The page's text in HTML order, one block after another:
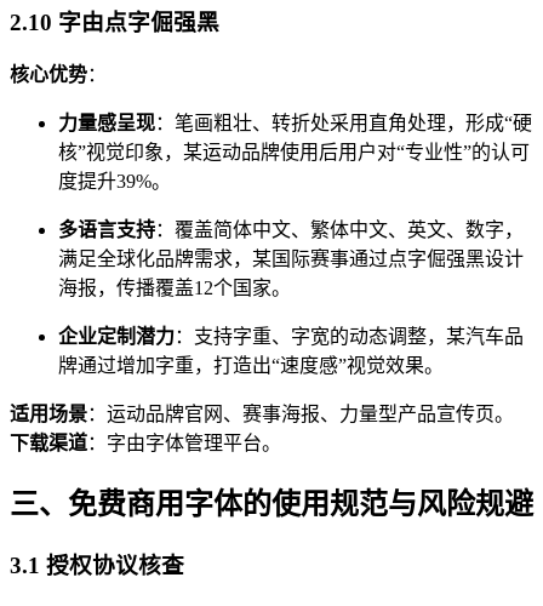
2.10 字由点字倔强黑
核心优势：
力量感呈现：笔画粗壮、转折处采用直角处理，形成“硬
核”视觉印象，某运动品牌使用后用户对“专业性”的认可
度提升39%。
多语言支持：覆盖简体中文、繁体中文、英文、数字，
满足全球化品牌需求，某国际赛事通过点字倔强黑设计
海报，传播覆盖12个国家。
企业定制潜力：支持字重、字宽的动态调整，某汽车品
牌通过增加字重，打造出“速度感”视觉效果。
适用场景：运动品牌官网、赛事海报、力量型产品宣传页。
下载渠道：字由字体管理平台。
三、免费商用字体的使用规范与风险规避
3.1 授权协议核查